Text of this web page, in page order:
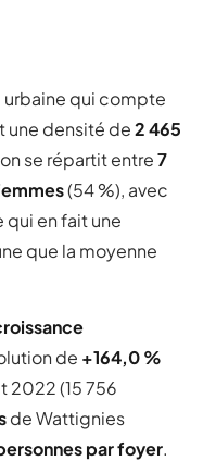
qui compte
une densité de2 465
se répartit entre7
(54 %), avec
qui en fait une
que la moyenne
de +164,0 %
2022 (15 756
de Wattignies
par foyer.